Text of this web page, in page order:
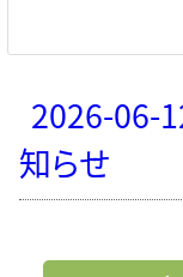
2026-06-
知らせ